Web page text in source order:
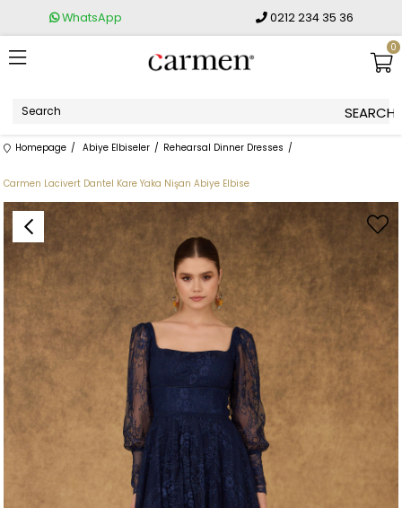
WhatsApp 0212 234 35 36
0
Homepage Abiye Elbiseler Rehearsal Dinner Dresses
Carmen Lacivert Dantel Kare Yaka Nişan Abiye Elbise